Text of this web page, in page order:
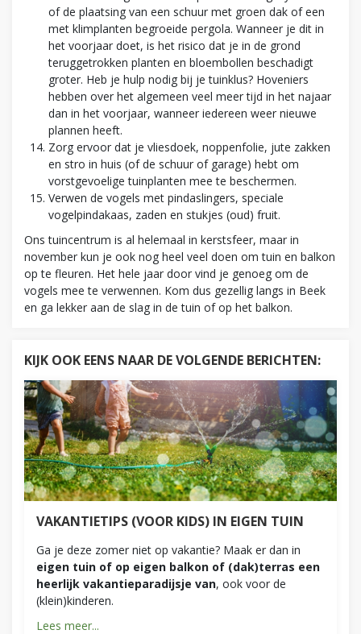
of de plaatsing van een schuur met groen dak of een
met klimplanten begroeide pergola. Wanneer je dit in
het voorjaar doet, is het risico dat je in de grond
teruggetrokken planten en bloembollen beschadigt
groter. Heb je hulp nodig bij je tuinklus? Hoveniers
hebben over het algemeen veel meer tijd in het najaar
dan in het voorjaar, wanneer iedereen weer nieuwe
plannen heeft.
Zorg ervoor dat je vliesdoek, noppenfolie, jute zakken
en stro in huis (of de schuur of garage) hebt om
vorstgevoelige tuinplanten mee te beschermen.
Verwen de vogels met pindaslingers, speciale
vogelpindakaas, zaden en stukjes (oud) fruit.
Ons tuincentrum is al helemaal in kerstsfeer, maar in
november kun je ook nog heel veel doen om tuin en balkon
op te fleuren. Het hele jaar door vind je genoeg om de
vogels mee te verwennen. Kom dus gezellig langs in Beek
en ga lekker aan de slag in de tuin of op het balkon.
KIJK OOK EENS NAAR DE VOLGENDE BERICHTEN:
VAKANTIETIPS (VOOR KIDS) IN EIGEN TUIN
Ga je deze zomer niet op vakantie? Maak er dan in
eigen tuin of op eigen balkon of (dak)terras een
heerlijk vakantieparadijsje van, ook voor de
(klein)kinderen.
Lees meer...